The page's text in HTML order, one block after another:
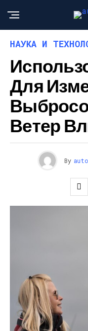
НАУКА И
Для
Ветер
By